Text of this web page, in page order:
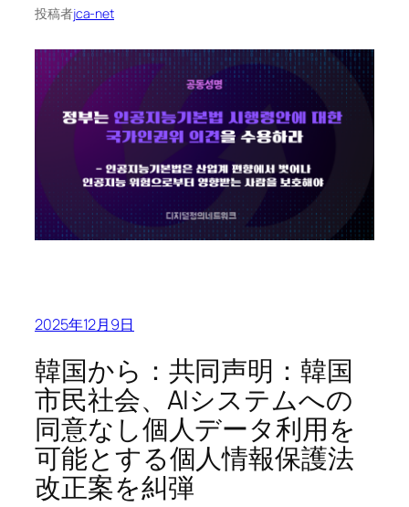
投稿者jca-net
2025年12月9日
韓国から：共同声明：韓国
市民社会、AIシステムへの
同意なし個人データ利用を
可能とする個人情報保護法
改正案を糾弾